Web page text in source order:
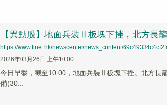
【異動股】地面兵裝Ⅱ板塊下挫，北方長
https://www.finet.hk/newscenter/news_content/
2026年03月26日 上午10:00
今日早盤，截至10:00，地面兵裝Ⅱ板塊下挫。北方長
備(30...